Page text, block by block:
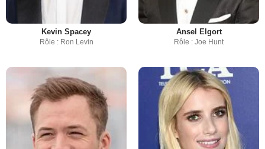
Kevin Spacey
Rôle : Ron Levin
Ansel Elgort
Rôle : Joe Hunt